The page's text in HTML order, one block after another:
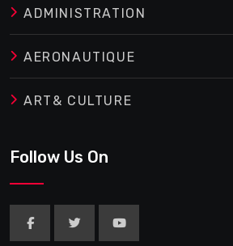
ADMINISTRATION
AERONAUTIQUE
ART& CULTURE
Follow Us On